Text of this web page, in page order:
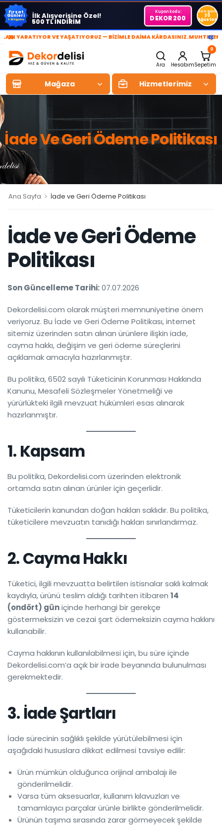
Fırsat
Günleri
1-30 Ağustos İlk Alışverişine Özel!
500 TL İNDİRİM
Kupon kodu:
DEKOR200
Son gün
30
Ağustos
»
YARATIYOR VE YAŞATIYORUZ — BİZİMLE DAİMA KÂRDASINIZ.MUHTEŞEM
«
Ara Hesabım
0
Sepetim
Mağaza Hizmetlerimiz
İade Ve Geri Ödeme Politikası
Ana Sayfa > İade ve Geri Ödeme Politikası
İade ve Geri Ödeme
Politikası
Son Güncelleme Tarihi:07.07.2026
Dekordelisi.com olarak müşteri memnuniyetine önem
veriyoruz. Bu İade ve Geri Ödeme Politikası, internet
sitemiz üzerinden satın alınan ürünlere ilişkin iade,
cayma hakkı, değişim ve geri ödeme süreçlerini
açıklamak amacıyla hazırlanmıştır.
Bu politika, 6502 sayılı Tüketicinin Korunması Hakkında
Kanunu, Mesafeli Sözleşmeler Yönetmeliği ve
yürürlükteki ilgili mevzuat hükümleri esas alınarak
hazırlanmıştır.
1. Kapsam
Bu politika, Dekordelisi.com üzerinden elektronik
ortamda satın alınan ürünler için geçerlidir.
Tüketicilerin kanundan doğan hakları saklıdır. Bu politika,
tüketicilere mevzuatın tanıdığı hakları sınırlandırmaz.
2. Cayma Hakkı
Tüketici, ilgili mevzuatta belirtilen istisnalar saklı kalmak
kaydıyla, ürünü teslim aldığı tarihten itibaren 14
(ondört) güniçinde herhangi bir gerekçe
göstermeksizin ve cezai şart ödemeksizin cayma hakkını
kullanabilir.
Cayma hakkının kullanılabilmesi için, bu süre içinde
Dekordelisi.com’a açık bir irade beyanında bulunulması
gerekmektedir.
3. İade Şartları
İade sürecinin sağlıklı şekilde yürütülebilmesi için
aşağıdaki hususlara dikkat edilmesi tavsiye edilir:
Ürün mümkün olduğunca orijinal ambalajı ile
gönderilmelidir.
Varsa tüm aksesuarlar, kullanım kılavuzları ve
tamamlayıcı parçalar ürünle birlikte gönderilmelidir.
Ürünün taşıma sırasında zarar görmeyecek şekilde